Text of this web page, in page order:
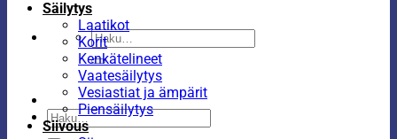
Etsi:
Etsi:
Säilytys
Laatikot
Korit
Kenkätelineet
Vaatesäilytys
Vesiastiat ja ämpärit
Piensäilytys
Siivous